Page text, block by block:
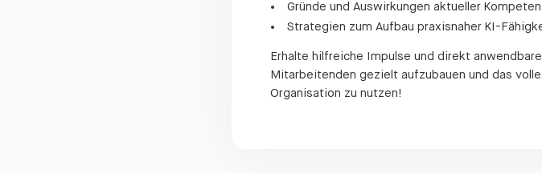
Gründe und Auswirkungen aktueller
Strategien zum Aufbau praxisnaher KI-
Erhalte hilfreiche Impulse und direkt
Mitarbeitenden gezielt aufzubauen und das
Organisation zu nutzen!